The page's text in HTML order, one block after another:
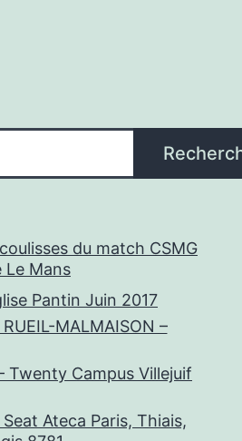
du match CSMG
Le Mans
Pantin Juin 2017
RUEIL-MALMAISON –
Twenty Campus Villejuif
Ateca Paris, Thiais,